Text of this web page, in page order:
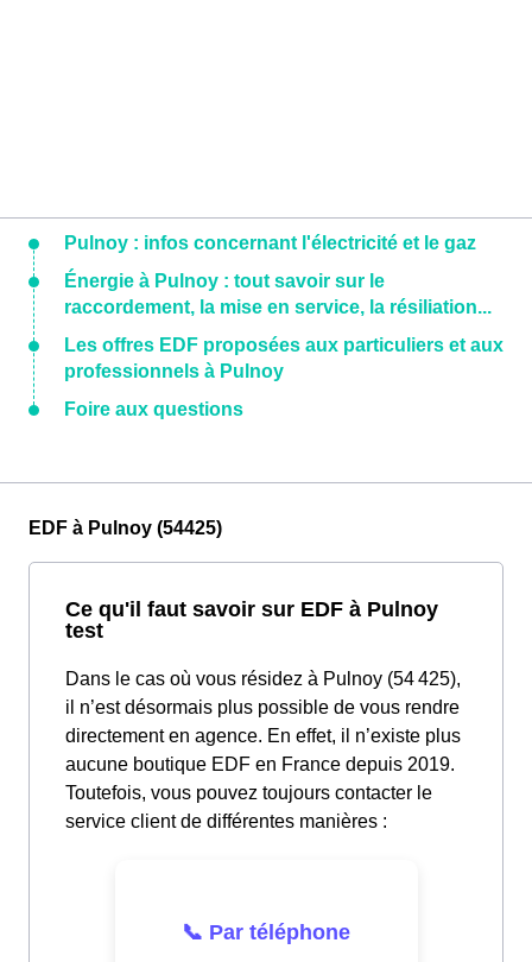
Pulnoy : infos concernant l'électricité et le gaz
Énergie à Pulnoy : tout savoir sur le
raccordement, la mise en service, la résiliation...
Les offres EDF proposées aux particuliers et aux
professionnels à Pulnoy
Foire aux questions
EDF à Pulnoy (54425)
Ce qu'il faut savoir sur EDF à Pulnoy
test
Dans le cas où vous résidez à Pulnoy (54 425),
il n’est désormais plus possible de vous rendre
directement en agence. En effet, il n’existe plus
aucune boutique EDF en France depuis 2019.
Toutefois, vous pouvez toujours contacter le
service client de différentes manières :
📞 Par téléphone